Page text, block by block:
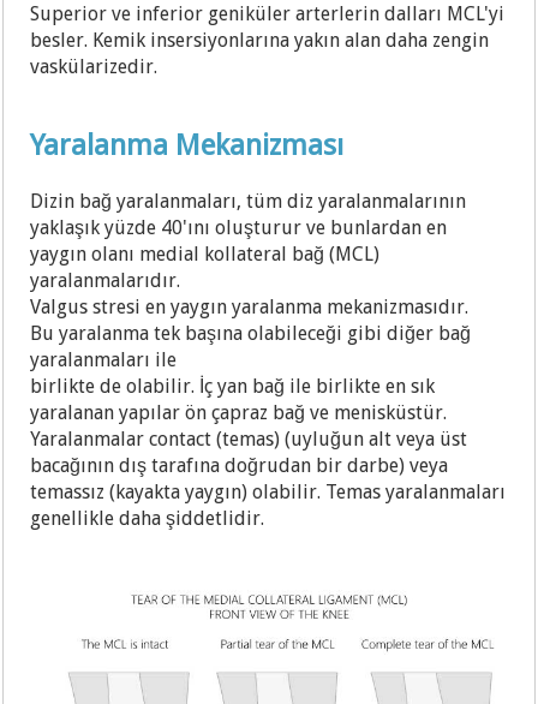
Superior ve inferior geniküler arterlerin dalları MCL'yi
besler. Kemik insersiyonlarına yakın alan daha zengin
vaskülarizedir.
Yaralanma Mekanizması
Dizin bağ yaralanmaları, tüm diz yaralanmalarının
yaklaşık yüzde 40'ını oluşturur ve bunlardan en
yaygın olanı medial kollateral bağ (MCL)
yaralanmalarıdır.
Valgus stresi en yaygın yaralanma mekanizmasıdır.
Bu yaralanma tek başına olabileceği gibi diğer bağ
yaralanmaları ile
birlikte de olabilir. İç yan bağ ile birlikte en sık
yaralanan yapılar ön çapraz bağ ve menisküstür.
Yaralanmalar contact (temas) (uyluğun alt veya üst
bacağının dış tarafına doğrudan bir darbe) veya
temassız (kayakta yaygın) olabilir. Temas yaralanmaları
genellikle daha şiddetlidir.